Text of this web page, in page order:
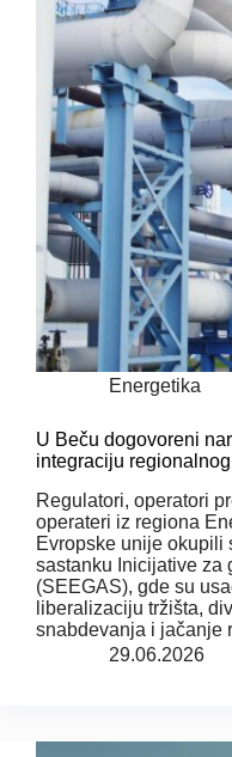
Energetika
U Beču dogovoreni
integraciju
Regulatori, operatori
operateri iz regiona
Evropske unije okupili
sastanku Inicijative za
(SEEGAS), gde su
liberalizaciju tržišta,
snabdevanja i
29.06.2026